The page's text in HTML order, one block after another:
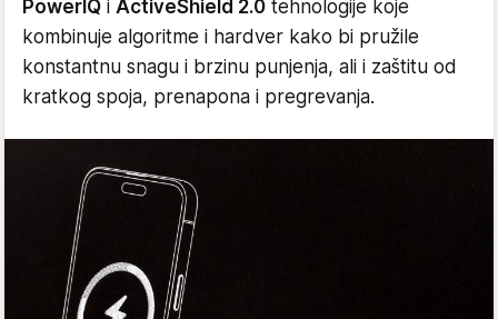
PowerIQ i ActiveShield 2.0 tehnologije koje
kombinuje algoritme i hardver kako bi pružile
konstantnu snagu i brzinu punjenja, ali i zaštitu od
kratkog spoja, prenapona i pregrevanja.